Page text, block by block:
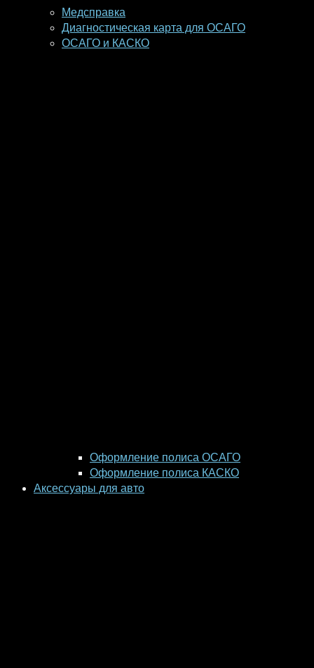
Медсправка
Диагностическая карта для ОСАГО
ОСАГО и КАСКО
Оформление полиса ОСАГО
Оформление полиса КАСКО
Аксессуары для авто